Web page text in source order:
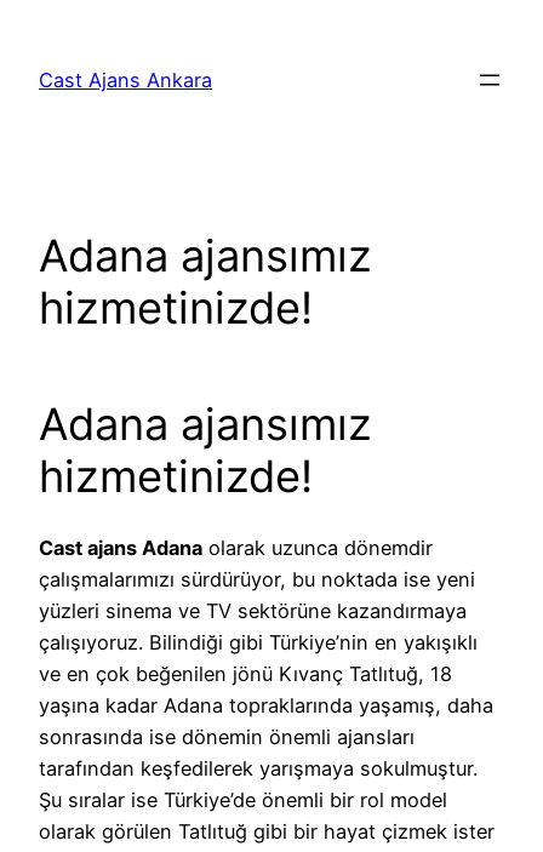
Cast Ajans Ankara
Adana ajansımız
hizmetinizde!
Adana ajansımız
hizmetinizde!
Cast ajans Adana olarak uzunca dönemdir
çalışmalarımızı sürdürüyor, bu noktada ise yeni
yüzleri sinema ve TV sektörüne kazandırmaya
çalışıyoruz. Bilindiği gibi Türkiye’nin en yakışıklı
ve en çok beğenilen jönü Kıvanç Tatlıtuğ, 18
yaşına kadar Adana topraklarında yaşamış, daha
sonrasında ise dönemin önemli ajansları
tarafından keşfedilerek yarışmaya sokulmuştur.
Şu sıralar ise Türkiye’de önemli bir rol model
olarak görülen Tatlıtuğ gibi bir hayat çizmek ister